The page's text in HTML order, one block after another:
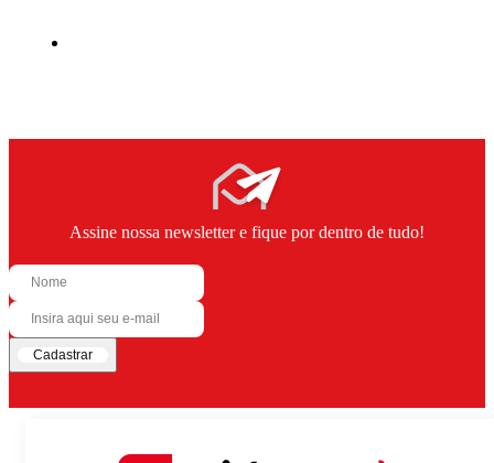
Assine nossa newsletter e fique por dentro de tudo!
Cadastrar